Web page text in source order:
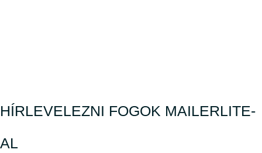
HÍRLEVELEZNI FOGOK MAILERLITE-
AL